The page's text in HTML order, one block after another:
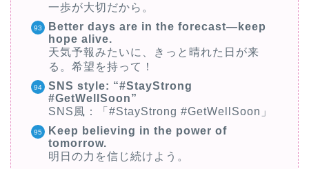
一歩が大切だから。
Better days are in the forecast—keep
hope alive.
天気予報みたいに、きっと晴れた日が来
る。希望を持って！
SNS style: “#StayStrong
#GetWellSoon”
SNS風：「#StayStrong #GetWellSoon」
Keep believing in the power of
tomorrow.
明日の力を信じ続けよう。